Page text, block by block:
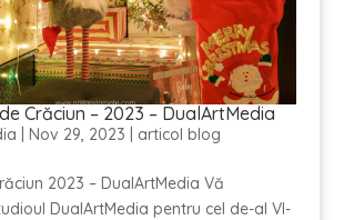
Crăciun – 2023 – DualArtMedia
Nov 29, 2023 articol blog
2023 – DualArtMedia Vă
DualArtMedia pentru cel de-al VI-